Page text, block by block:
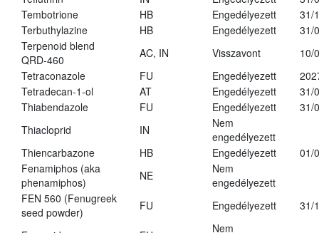
Tembotrione
HB Engedélyezett
31/
Terbuthylazine
HB Engedélyezett
31/
Terpenoid blend
QRD-460
AC, IN Visszavont
10/
Tetraconazole
FU Engedélyezett
Tetradecan-1-ol
AT Engedélyezett
31/
Thiabendazole
FU Engedélyezett
31/
Thiacloprid
IN
Nem
engedélyezett
Thiencarbazone
HB Engedélyezett
01/
Fenamiphos (aka
phenamiphos)
NE
Nem
engedélyezett
FEN 560 (Fenugreek
seed powder)
FU Engedélyezett 31/
Nem